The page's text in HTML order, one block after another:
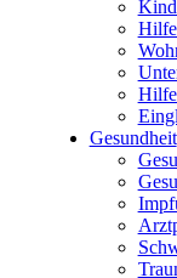
Gesundheit